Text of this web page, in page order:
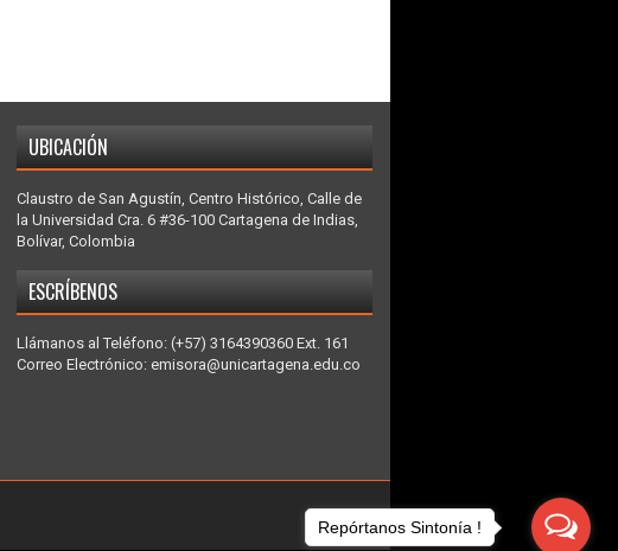
UBICACIÓN
Claustro de San Agustín, Centro Histórico, Calle de
la Universidad Cra. 6 #36-100 Cartagena de Indias,
Bolívar, Colombia
ESCRÍBENOS
Llámanos al Teléfono: (+57) 3164390360 Ext. 161
Correo Electrónico: emisora@unicartagena.edu.co
Repórtanos Sintonía !